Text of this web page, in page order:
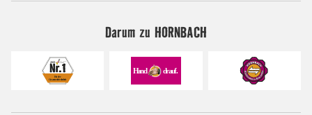
Darum zu HORNBACH